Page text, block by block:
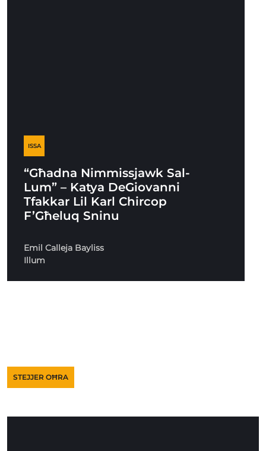
ISSA
“Għadna Nimmissjawk Sal-
Lum” – Katya DeGiovanni
Tfakkar Lil Karl Chircop
F’Għeluq Sninu
Emil Calleja Bayliss
Illum
STEJJER OĦRA